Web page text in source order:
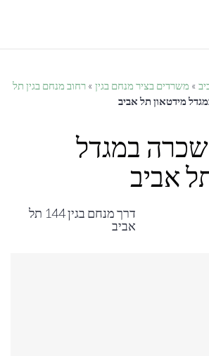
» משרדים בציר מנחם בגין » רחוב מנחם בגין תל
מידטאון תל אביב
במגדל
אביב
דרך מנחם בגין 144 תל
אביב